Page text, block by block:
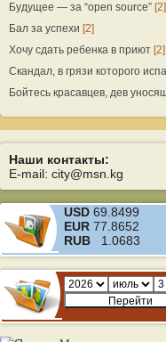
Будущее — за “open source” [2]
Бал за успехи [2]
Хочу сдать ребенка в приют [2]
Скандал, в грязи которого
Бойтесь красавцев, дев
Наши контакты:
E-mail: city@msn.kg
USD 69.8499
EUR 77.8652
RUB 1.0683